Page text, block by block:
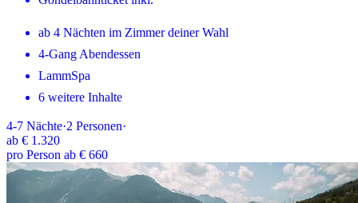
ab 4 Nächten im Zimmer deiner Wahl
4-Gang Abendessen
LammSpa
6 weitere Inhalte
4-7 Nächte·2 Personen·
ab € 1.320
pro Person ab € 660